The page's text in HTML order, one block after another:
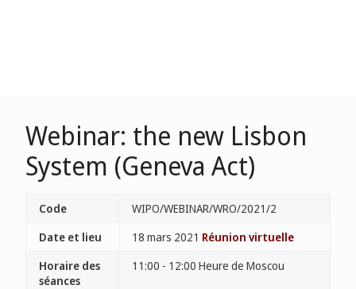
Webinar: the new Lisbon
System (Geneva Act)
Code
WIPO/WEBINAR/WRO/2021/2
Date et lieu
18 mars 2021 Réunion virtuelle
Horaire des
séances
11:00 - 12:00 Heure de Moscou